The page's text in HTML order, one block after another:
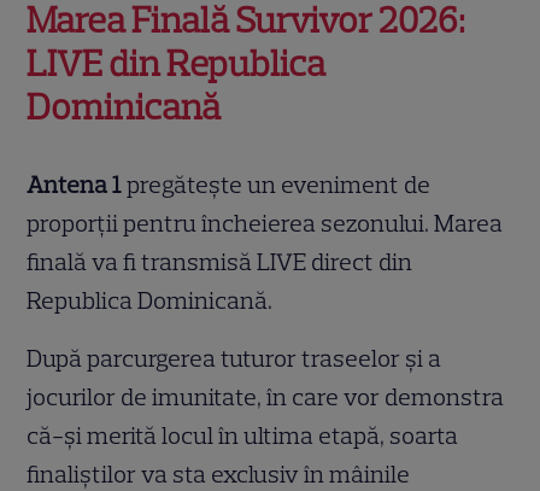
Marea Finală Survivor 2026:
LIVE din Republica
Dominicană
Antena 1pregătește un eveniment de
proporții pentru încheierea sezonului. Marea
finală va fi transmisă LIVE direct din
Republica Dominicană.
După parcurgerea tuturor traseelor și a
jocurilor de imunitate, în care vor demonstra
că-și merită locul în ultima etapă, soarta
finaliștilor va sta exclusiv în mâinile